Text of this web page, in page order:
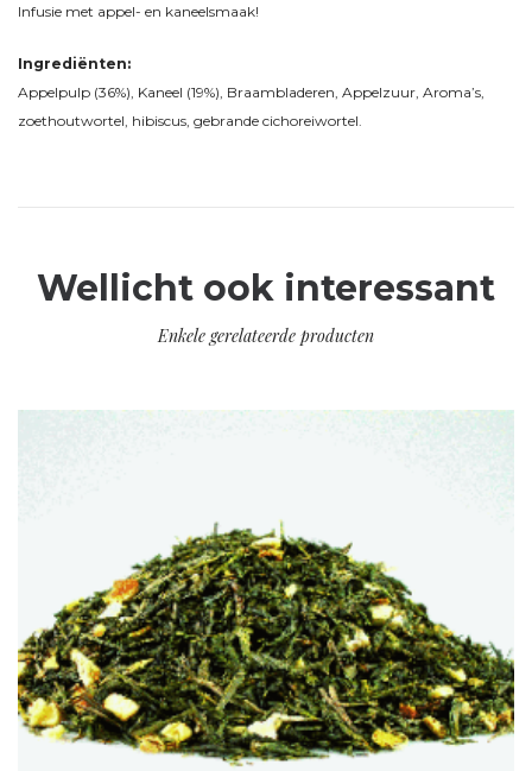
Infusie met appel- en kaneelsmaak!
Ingrediënten:
Appelpulp (36%), Kaneel (19%), Braambladeren, Appelzuur, Aroma’s,
zoethoutwortel, hibiscus, gebrande cichoreiwortel.
Wellicht ook interessant
Enkele gerelateerde producten